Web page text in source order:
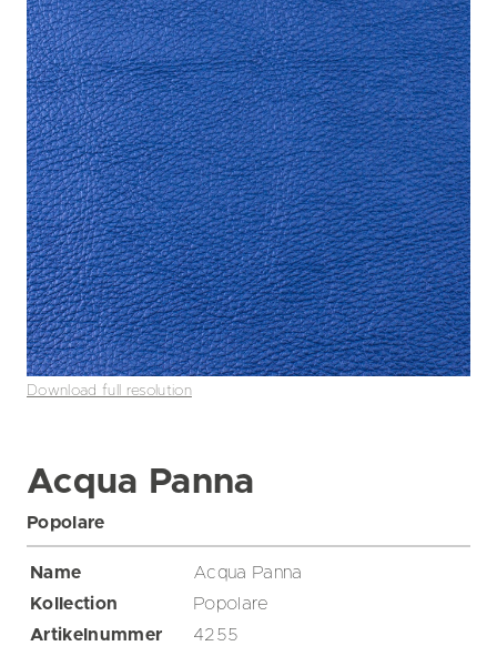
Download full resolution
Acqua Panna
Popolare
Name
Acqua Panna
Kollection
Popolare
Artikelnummer
4255